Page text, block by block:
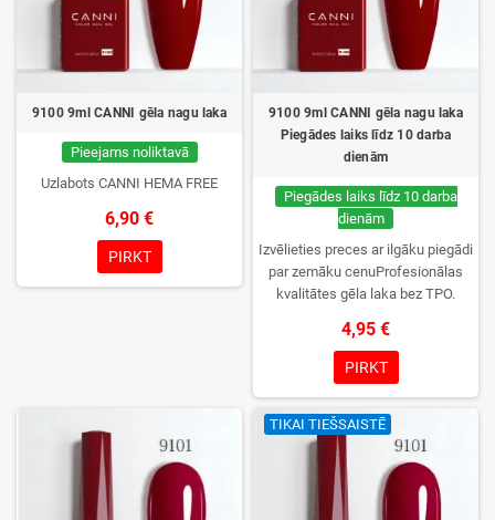
9100 9ml CANNI gēla nagu laka
Pieejams noliktavā
Uzlabots CANNI HEMA FREE
6,90 €
PIRKT
9100 9ml CANNI gēla nagu laka
Piegādes laiks līdz 10 darba
dienām
Piegādes laiks līdz 10 darba
dienām
Izvēlieties preces ar ilgāku piegādi
par zemāku cenuProfesionālas
kvalitātes gēla laka bez TPO.
izvēle, lieliska sacietēšana
UV/LED lampās un ilgstoša
noturība. Katrs flakons iepakots
kastītē – pirmo reizi to atvērsiet
tikai jūs.
4,95 €
PIRKT
TIKAI TIEŠSAISTĒ